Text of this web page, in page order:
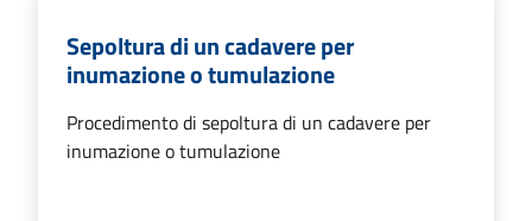
Sepoltura di un cadavere per
inumazione o tumulazione
Procedimento di sepoltura di un cadavere per
inumazione o tumulazione